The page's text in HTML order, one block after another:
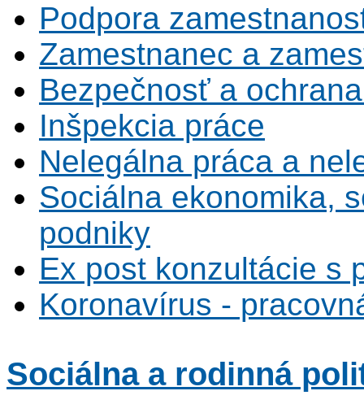
Podpora
Zamestnanec a
Bezpečnosť a
Inšpekcia práce
Nelegálna práca a
Sociálna ekonomika,
podniky
Ex post konzultácie s
Koronavírus -
Sociálnaa rodinná